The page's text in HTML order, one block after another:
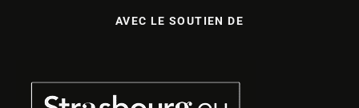
AVEC LE SOUTIEN DE